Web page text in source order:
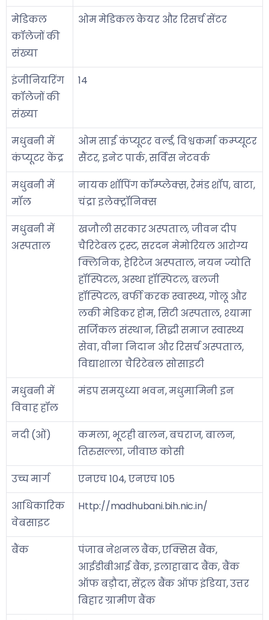
मेडिकल
कॉलेजों की
संख्या
ओम मेडिकल केयर और रिसर्च सेंटर
इंजीनियरिंग
कॉलेजों की
संख्या
14
मधुबनी में
कंप्यूटर केंद्र
ओम साई कंप्यूटर वर्ल्ड, विश्वकर्मा कम्प्यूटर
सैंटर, इनेट पार्क, सर्विस नेटवर्क
मधुबनी में
मॉल
नायक शॉपिंग कॉम्प्लेक्स, रेमंड शॉप, बाटा,
चंद्रा इलेक्ट्रॉनिक्स
मधुबनी में
अस्पताल
खजौली सरकार अस्पताल, जीवन दीप
चैरिटेबल ट्रस्ट, सरदन मेमोरियल आरोग्य
क्लिनिक, हेरिटेज अस्पताल, नयन ज्योति
हॉस्पिटल, अस्था हॉस्पिटल, बलजी
हॉस्पिटल, बर्फी करक स्वास्थ्य, गोलू और
लकी मेडिकर होम, सिटी अस्पताल, श्यामा
सर्जिकल संस्थान, सिद्धी समाज स्वास्थ्य
सेवा, वीना निदान और रिसर्च अस्पताल,
विद्याशाला चैरिटेबल सोसाइटी
मधुबनी में
विवाह हॉल
मंडप समयुध्या भवन, मधुमामिनी इन
नदी (ओं)
कमला, भूटही बालन, बचराज, बालन,
तिरुसल्ला, जीवाछ कोसी
उच्च मार्ग
एनएच 104, एनएच 105
आधिकारिक
वेबसाइट
Http://madhubani.bih.nic.in/
बैंक
पंजाब नेशनल बैंक, एक्सिस बैंक,
आईडीबीआई बैंक, इलाहाबाद बैंक, बैंक
ऑफ बड़ौदा, सेंट्रल बैंक ऑफ इंडिया, उत्तर
बिहार ग्रामीण बैंक